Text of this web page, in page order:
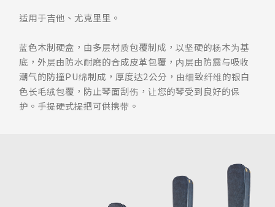
适用于吉他、尤克里里。
蓝色木制硬盒，由多层材质包覆制成，以坚硬的杨木为基
底，外层由防水耐磨的合成皮革包覆，内层由防震与吸收
潮气的防撞PU绵制成，厚度达2公分，由细致纤维的银白
色长毛绒包覆，防止琴面刮伤，让您的琴受到良好的保
护。手提硬式提把可供携带。